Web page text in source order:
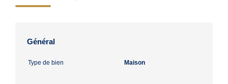
Général
Type de bien Maison